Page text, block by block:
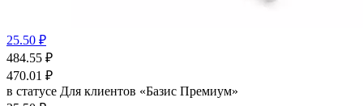
25.50 ₽
484.55 ₽
470.01 ₽
в статусе Для клиентов «Базис Премиум»